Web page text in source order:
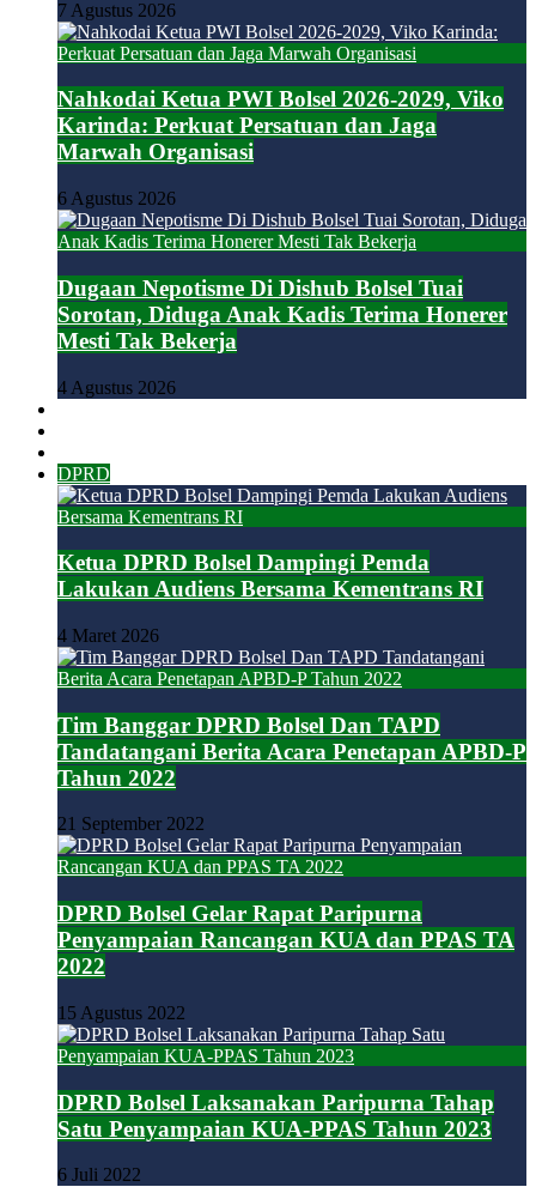
7 Agustus 2026
Nahkodai Ketua PWI Bolsel 2026-2029, Viko
Karinda: Perkuat Persatuan dan Jaga
Marwah Organisasi
6 Agustus 2026
Dugaan Nepotisme Di Dishub Bolsel Tuai
Sorotan, Diduga Anak Kadis Terima Honerer
Mesti Tak Bekerja
4 Agustus 2026
DPRD
Ketua DPRD Bolsel Dampingi Pemda
Lakukan Audiens Bersama Kementrans RI
4 Maret 2026
Tim Banggar DPRD Bolsel Dan TAPD
Tandatangani Berita Acara Penetapan APBD-P
Tahun 2022
21 September 2022
DPRD Bolsel Gelar Rapat Paripurna
Penyampaian Rancangan KUA dan PPAS TA
2022
15 Agustus 2022
DPRD Bolsel Laksanakan Paripurna Tahap
Satu Penyampaian KUA-PPAS Tahun 2023
6 Juli 2022